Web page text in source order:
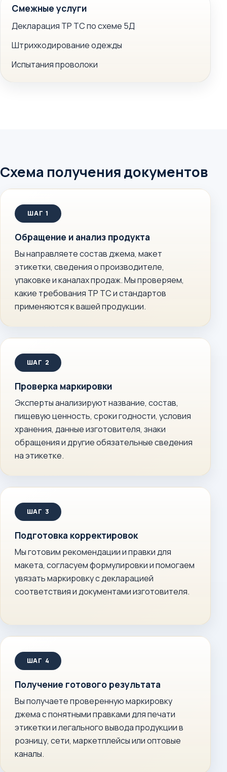
Смежные услуги
Декларация ТР ТС по схеме 5Д
Штрихкодирование одежды
Испытания проволоки
Схема получения документов
Обращение и анализ продукта
Вы направляете состав джема, макет
этикетки, сведения о производителе,
упаковке и каналах продаж. Мы проверяем,
какие требования ТР ТС и стандартов
применяются к вашей продукции.
Проверка маркировки
Эксперты анализируют название, состав,
пищевую ценность, сроки годности, условия
хранения, данные изготовителя, знаки
обращения и другие обязательные сведения
на этикетке.
Подготовка корректировок
Мы готовим рекомендации и правки для
макета, согласуем формулировки и помогаем
увязать маркировку с декларацией
соответствия и документами изготовителя.
Получение готового результата
Вы получаете проверенную маркировку
джема с понятными правками для печати
этикетки и легального вывода продукции в
розницу, сети, маркетплейсы или оптовые
каналы.